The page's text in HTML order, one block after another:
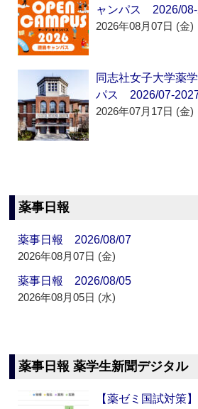
ャンパス 2026/
2026年08月07日 (金)
同志社女子大学薬
パス 2026/07-
2026年07月17日 (金)
薬事日報
薬事日報 2026/08/07
2026年08月07日 (金)
薬事日報 2026/08/05
2026年08月05日 (水)
薬事日報 薬学生新聞デジタル
【薬ゼミ国試対策